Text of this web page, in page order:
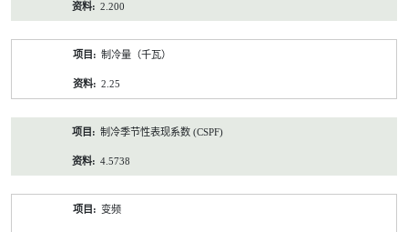
2.200
制冷量（千瓦）
2.25
制冷季节性表现系数 (CSPF)
4.5738
变频